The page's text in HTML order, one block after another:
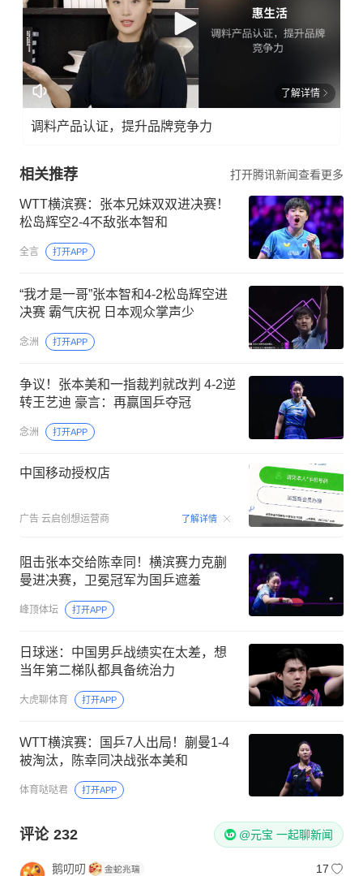
了解详情
调料产品认证，提升品牌竞争力
相关推荐 打开腾讯新闻查看更多
WTT横滨赛：张本兄妹双双进决赛！
松岛辉空2-4不敌张本智和
全言 打开APP
“我才是一哥”张本智和4-2松岛辉空进
决赛 霸气庆祝 日本观众掌声少
念洲 打开APP
争议！张本美和一指裁判就改判 4-2逆
转王艺迪 豪言：再赢国乒夺冠
念洲 打开APP
中国移动授权店
广告 云启创想运营商 了解详情 00:15
阻击张本交给陈幸同！横滨赛力克蒯
曼进决赛，卫冕冠军为国乒遮羞
峰顶体坛 打开APP
日球迷：中国男乒战绩实在太差，想
当年第二梯队都具备统治力
大虎聊体育 打开APP
WTT横滨赛：国乒7人出局！蒯曼1-4
被淘汰，陈幸同决战张本美和
体育哒哒君 打开APP
评论 232 @元宝 一起聊新闻
鹅叨叨
17